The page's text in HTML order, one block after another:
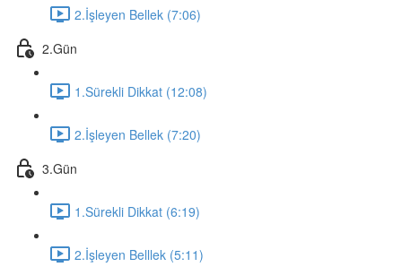
2.İşleyen Bellek (7:06)
2.Gün
1.Sürekli Dikkat (12:08)
2.İşleyen Bellek (7:20)
3.Gün
1.Sürekli Dikkat (6:19)
2.İşleyen Belllek (5:11)